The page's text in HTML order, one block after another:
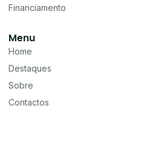
Financiamento
Menu
Home
Destaques
Sobre
Contactos